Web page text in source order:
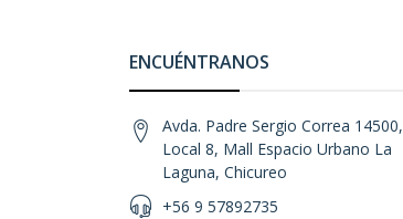
ENCUÉNTRANOS
Avda. Padre Sergio Correa 14500,
Local 8, Mall Espacio Urbano La
Laguna, Chicureo
+56 9 57892735